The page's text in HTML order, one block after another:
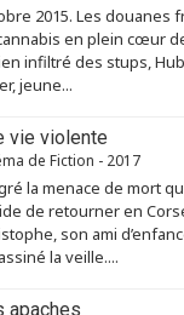
2015. Les douanes
en plein cœur
infiltré des stups,
jeune...
vie violente
de Fiction - 2017
la menace de mort
de retourner en
son ami
la veille....
apaches